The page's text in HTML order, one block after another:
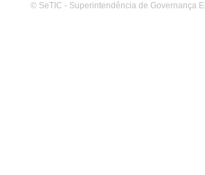
© SeTIC - Superintendência de Governança